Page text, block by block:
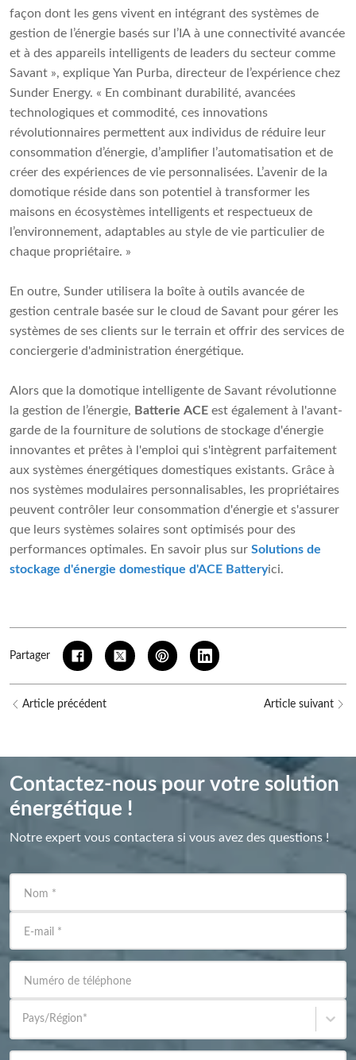
façon dont les gens vivent en intégrant des systèmes de
gestion de l’énergie basés sur l’IA à une connectivité avancée
et à des appareils intelligents de leaders du secteur comme
Savant », explique Yan Purba, directeur de l’expérience chez
Sunder Energy. « En combinant durabilité, avancées
technologiques et commodité, ces innovations
révolutionnaires permettent aux individus de réduire leur
consommation d’énergie, d’amplifier l’automatisation et de
créer des expériences de vie personnalisées. L’avenir de la
domotique réside dans son potentiel à transformer les
maisons en écosystèmes intelligents et respectueux de
l’environnement, adaptables au style de vie particulier de
chaque propriétaire. »
En outre, Sunder utilisera la boîte à outils avancée de
gestion centrale basée sur le cloud de Savant pour gérer les
systèmes de ses clients sur le terrain et offrir des services de
conciergerie d'administration énergétique.
Alors que la domotique intelligente de Savant révolutionne
la gestion de l’énergie, Batterie ACE est également à l'avant-
garde de la fourniture de solutions de stockage d'énergie
innovantes et prêtes à l'emploi qui s'intègrent parfaitement
aux systèmes énergétiques domestiques existants. Grâce à
nos systèmes modulaires personnalisables, les propriétaires
peuvent contrôler leur consommation d'énergie et s'assurer
que leurs systèmes solaires sont optimisés pour des
performances optimales. En savoir plus sur Solutions de
stockage d'énergie domestique d'ACE Batteryici.
Partager
Article précédent Article suivant
Contactez-nous pour votre solution
énergétique !
Notre expert vous contactera si vous avez des questions !
Nom *
E-mail *
Numéro de téléphone
Pays/Région*